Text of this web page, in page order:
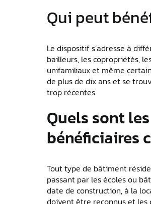
Qui peut
Le dispositif s’adresse à
bailleurs, les copropriétés,
unifamiliaux et même
de plus de dix ans et se
trop récentes.
Quels sont
bénéficiaires
Tout type de bâtiment
passant par les écoles ou
date de construction, à la
doivent être reconnus et